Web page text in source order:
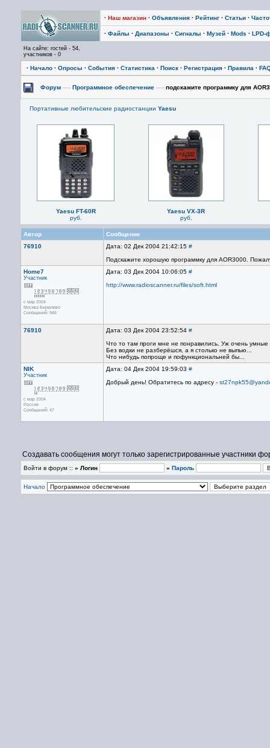
· Наш магазин · Объявления · Рейтинг · Статьи ·
· Файлы · Диапазоны · Сигналы · Музей · Mods · LPD-
На сайте: гостей - 54,
участников - 0
· Начало · Опросы · События · Статистика · Поиск · Регистрация · Правила ·
Форум —› Программное обеспечение —› подскажите программку для
Портативные любительские радиостанции Yaesu
Yaesu FT-60R
руб.
Yaesu VX-3R
руб.
Автор
Сообщение
76910
Дата: 02 Дек 2004 21:42:15 #
Подскажите хорошую программку для AOR3000.
Home7
Участник
с мар 2004
Москва Бирюлево
Сообщений: 986
Дата: 03 Дек 2004 10:06:05 #
http://www.radioscanner.ru/files/soft.html
76910 Дата: 03 Дек 2004 23:52:54 #
Что то там проги мне не понравились. Уж очень
Без водки не разберёшся, а я столько не выпью...
Что нибудь попроще и пофункциональней бы...
NIK
Участник
с мар 2004
Россия
Сообщений: 47
Дата: 04 Дек 2004 19:59:03 #
Добрый день! Обратитесь по адресу -
Создавать сообщения могут только зарегистрированные участники
Войти в форум :: » Логин » Пароль
Начало